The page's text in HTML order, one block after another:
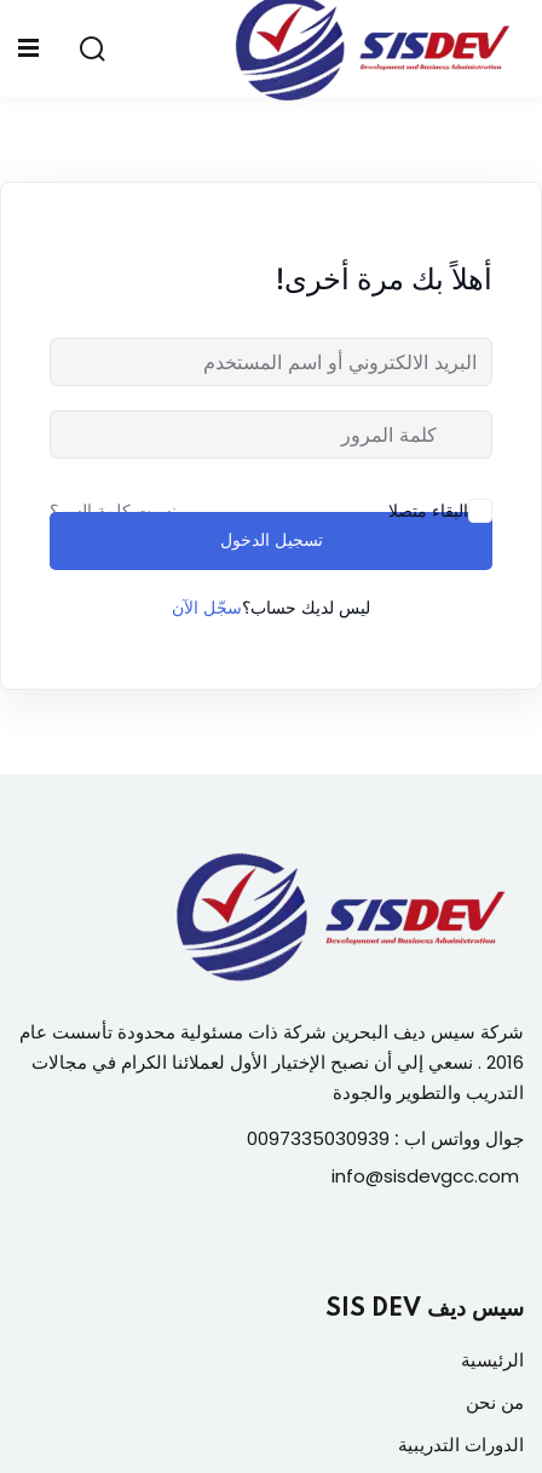
الشهادات
المدونة
تواصل معنا
أهلاً بك مرة أخرى!
البقاء متصلا نسيت كلمة السر؟
تسجيل الدخول
ليس لديك حساب؟سجّل الآن
شركة سيس ديف البحرين شركة ذات مسئولية محدودة تأسست عام
2016 . نسعي إلي أن نصبح الإختيار الأول لعملائنا الكرام في مجالات
التدريب والتطوير والجودة
جوال وواتس اب :
info@sisdevgcc.com
سيس ديف SIS DEV
الرئيسية
من نحن
الدورات التدريبية
Sign in
Remember me
Lost your password?